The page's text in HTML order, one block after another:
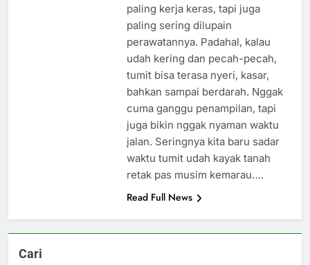
paling kerja keras, tapi juga
paling sering dilupain
perawatannya. Padahal, kalau
udah kering dan pecah-pecah,
tumit bisa terasa nyeri, kasar,
bahkan sampai berdarah. Nggak
cuma ganggu penampilan, tapi
juga bikin nggak nyaman waktu
jalan. Seringnya kita baru sadar
waktu tumit udah kayak tanah
retak pas musim kemarau….
Read Full News
Cari